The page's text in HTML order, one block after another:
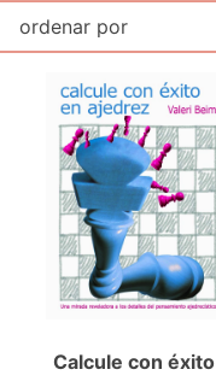
Calcule con éxito